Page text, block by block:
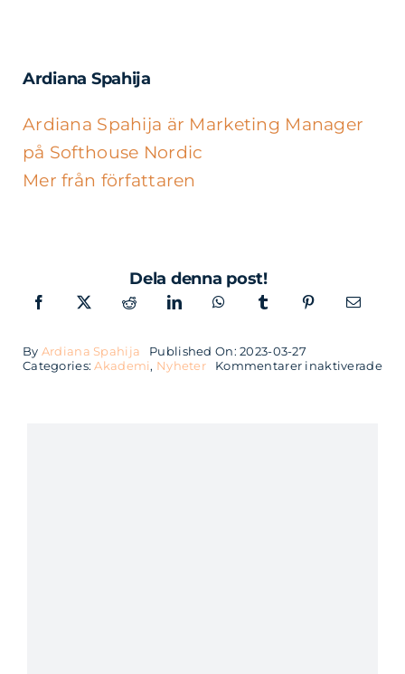
Ardiana Spahija
Ardiana Spahija är Marketing Manager
på Softhouse Nordic
Mer från författaren
Dela denna post!
By Ardiana Spahija
Published On: 2023-03-27
Categories:Akademi, Nyheter Kommentarer inaktiveradeför